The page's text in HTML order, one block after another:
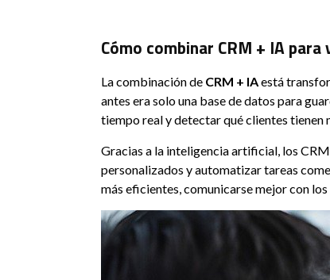
Cómo combinar CRM + IA para
La combinación de CRM + IAestá
antes era solo una base de datos para
tiempo real y detectar qué clientes
Gracias a la inteligencia artificial, los
personalizados y automatizar tareas
más eficientes, comunicarse mejor con